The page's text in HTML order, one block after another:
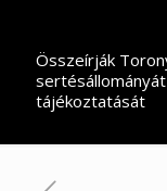
Összeírják
tájékoztatását